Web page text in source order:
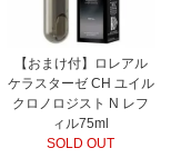
【おまけ付】ロレアル
ケラスターゼ CH ユイル
クロノロジスト N レフ
ィル75ml
SOLD OUT